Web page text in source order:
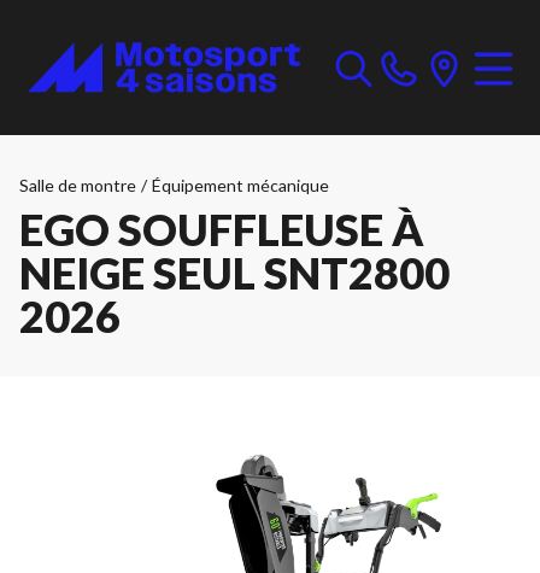
Salle de montre / Équipement mécanique
EGO SOUFFLEUSE À
NEIGE SEUL SNT2800
2026